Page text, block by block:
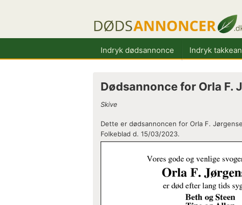
Indryk dødsannonce Indryk
Dødsannonce for Orla F.
Skive
Dette er dødsannoncen for Orla F.
Folkeblad d. 15/03/2023.